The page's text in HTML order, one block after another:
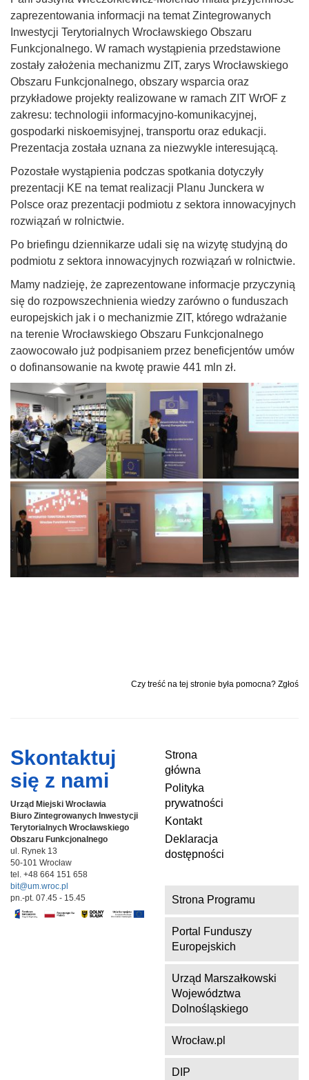
zaprezentowania informacji na temat Zintegrowanych
Inwestycji Terytorialnych Wrocławskiego Obszaru
Funkcjonalnego. W ramach wystąpienia przedstawione
zostały założenia mechanizmu ZIT, zarys Wrocławskiego
Obszaru Funkcjonalnego, obszary wsparcia oraz
przykładowe projekty realizowane w ramach ZIT WrOF z
zakresu: technologii informacyjno-komunikacyjnej,
gospodarki niskoemisyjnej, transportu oraz edukacji.
Prezentacja została uznana za niezwykle interesującą.
Pozostałe wystąpienia podczas spotkania dotyczyły
prezentacji KE na temat realizacji Planu Junckera w
Polsce oraz prezentacji podmiotu z sektora innowacyjnych
rozwiązań w rolnictwie.
Po briefingu dziennikarze udali się na wizytę studyjną do
podmiotu z sektora innowacyjnych rozwiązań w rolnictwie.
Mamy nadzieję, że zaprezentowane informacje przyczynią
się do rozpowszechnienia wiedzy zarówno o funduszach
europejskich jak i o mechanizmie ZIT, którego wdrażanie
na terenie Wrocławskiego Obszaru Funkcjonalnego
zaowocowało już podpisaniem przez beneficjentów umów
o dofinansowanie na kwotę prawie 441 mln zł.
Czy treść na tej stronie była pomocna? Zgłoś
Skontaktuj
się z nami
Urząd Miejski Wrocławia
Biuro Zintegrowanych Inwestycji
Terytorialnych Wrocławskiego
Obszaru Funkcjonalnego
ul. Rynek 13
50-101 Wrocław
tel. +48 664 151 658
bit@um.wroc.pl
pn.-pt. 07.45 - 15.45
Strona
główna
Polityka
prywatności
Kontakt
Deklaracja
dostępności
Strona Programu
Portal Funduszy
Europejskich
Urząd Marszałkowski
Województwa
Dolnośląskiego
Wrocław.pl
DIP